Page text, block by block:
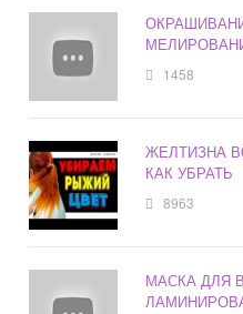
1458
ЖЕЛТИЗНА
КАК УБРАТЬ
8963
МАСКА ДЛЯ